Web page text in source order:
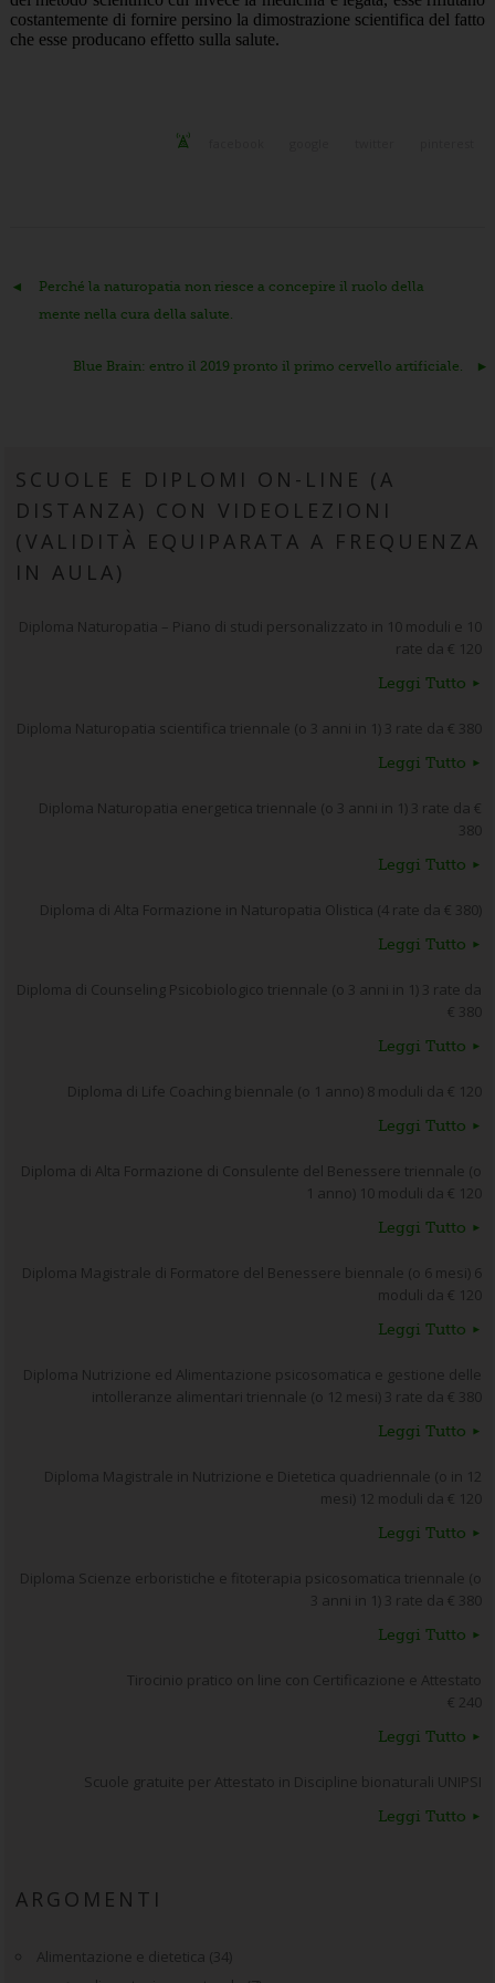
costantemente di fornire persino la dimostrazione scientifica del fatto
che esse producano effetto sulla salute.
Perché la naturopatia non riesce a concepire il ruolo della
mente nella cura della salute.
Blue Brain: entro il 2019 pronto il primo cervello artificiale.
SCUOLE E DIPLOMI ON-LINE (A
DISTANZA) CON VIDEOLEZIONI
(VALIDITÀ EQUIPARATA A FREQUENZA
IN AULA)
Diploma Naturopatia – Piano di studi personalizzato in 10 moduli e 10
rate da € 120
Leggi Tutto
Diploma Naturopatia scientifica triennale (o 3 anni in 1) 3 rate da € 380
Leggi Tutto
Diploma Naturopatia energetica triennale (o 3 anni in 1) 3 rate da €
380
Leggi Tutto
Diploma di Alta Formazione in Naturopatia Olistica (4 rate da € 380)
Leggi Tutto
Diploma di Counseling Psicobiologico triennale (o 3 anni in 1) 3 rate da
€ 380
Leggi Tutto
Diploma di Life Coaching biennale (o 1 anno) 8 moduli da € 120
Leggi Tutto
Diploma di Alta Formazione di Consulente del Benessere triennale (o
1 anno) 10 moduli da € 120
Leggi Tutto
Diploma Magistrale di Formatore del Benessere biennale (o 6 mesi) 6
moduli da € 120
Leggi Tutto
Diploma Nutrizione ed Alimentazione psicosomatica e gestione delle
intolleranze alimentari triennale (o 12 mesi) 3 rate da € 380
Leggi Tutto
Diploma Magistrale in Nutrizione e Dietetica quadriennale (o in 12
mesi) 12 moduli da € 120
Leggi Tutto
Diploma Scienze erboristiche e fitoterapia psicosomatica triennale (o
3 anni in 1) 3 rate da € 380
Leggi Tutto
Tirocinio pratico on line con Certificazione e Attestato
€ 240
Leggi Tutto
Scuole gratuite per Attestato in Discipline bionaturali UNIPSI
Leggi Tutto
ARGOMENTI
Alimentazione e dietetica (34)